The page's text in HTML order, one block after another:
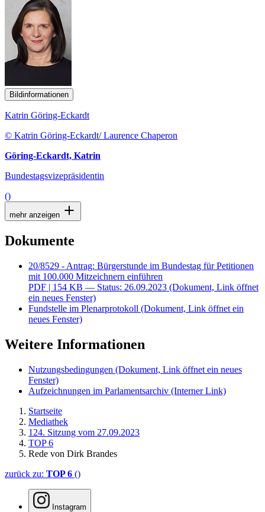
Bildinformationen
Katrin Göring-Eckardt
© Katrin Göring-Eckardt/ Laurence Chaperon
Göring-Eckardt, Katrin
Bundestagsvizepräsidentin
()
mehr anzeigen
Dokumente
20/8529 - Antrag: Bürgerstunde im Bundestag für Petitionen
mit 100.000 Mitzeichnern einführen
PDF | 154 KB — Status: 26.09.2023 (Dokument, Link öffnet
ein neues Fenster)
Fundstelle im Plenarprotokoll (Dokument, Link öffnet ein
neues Fenster)
Weitere Informationen
Nutzungsbedingungen (Dokument, Link öffnet ein neues
Fenster)
Aufzeichnungen im Parlamentsarchiv (Interner Link)
Startseite
Mediathek
124. Sitzung vom 27.09.2023
TOP 6
Rede von Dirk Brandes
zurück zu: TOP 6 ()
Instagram